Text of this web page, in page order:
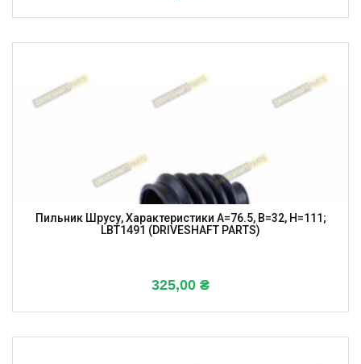
Пильник Шрусу, Характеристики A=76.5, B=32, H=111;
LBT1491 (DRIVESHAFT PARTS)
325,00 ₴